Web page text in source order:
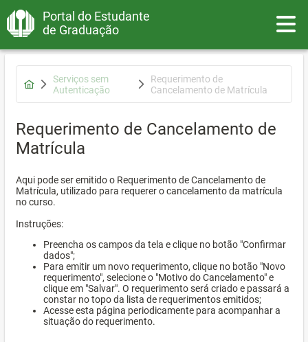
Portal do Estudante
de Graduação
Serviços sem
Autenticação
Requerimento de
Cancelamento de Matrícula
Requerimento de Cancelamento de
Matrícula
Aqui pode ser emitido o Requerimento de Cancelamento de
Matrícula, utilizado para requerer o cancelamento da matrícula
no curso.
Instruções:
Preencha os campos da tela e clique no botão "Confirmar
dados";
Para emitir um novo requerimento, clique no botão "Novo
requerimento", selecione o "Motivo do Cancelamento" e
clique em "Salvar". O requerimento será criado e passará a
constar no topo da lista de requerimentos emitidos;
Acesse esta página periodicamente para acompanhar a
situação do requerimento.